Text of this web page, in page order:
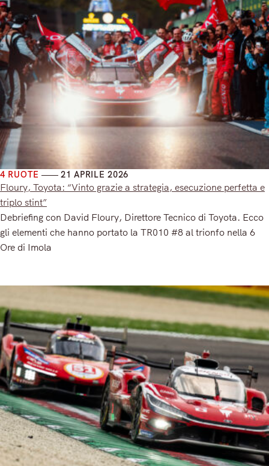
4 RUOTE 21 APRILE 2026
Floury, Toyota: “Vinto grazie a strategia, esecuzione perfetta e
triplo stint”
Debriefing con David Floury, Direttore Tecnico di Toyota. Ecco
gli elementi che hanno portato la TR010 #8 al trionfo nella 6
Ore di Imola